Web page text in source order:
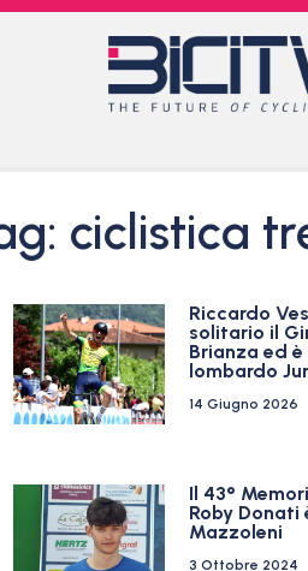
ciclistica
Riccardo
solitario il
Brianza ed
lombardo
14 Giugno 2026
Il 43°
Roby Donati
Mazzoleni
3 Ottobre 2024